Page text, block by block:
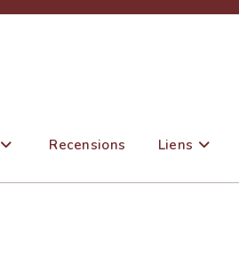
Recensions Liens